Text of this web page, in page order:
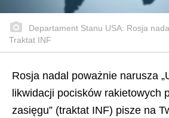
Departament Stanu USA: Rosja
Traktat INF
Rosja nadal poważnie narusza
likwidacji pocisków rakietowych
zasięgu” (traktat INF) pisze na